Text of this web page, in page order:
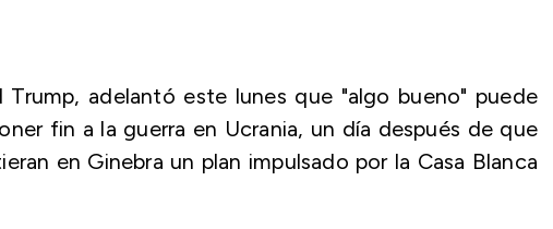
adelantó este lunes que "algo bueno" puede
fin a la guerra en Ucrania, un día después de que
en Ginebra un plan impulsado por la Casa Blanca